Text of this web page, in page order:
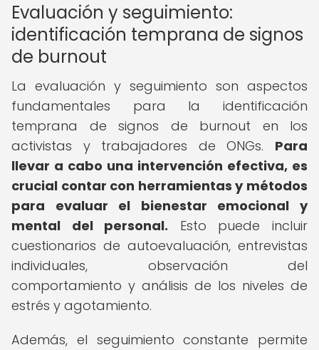
Evaluación y seguimiento:
identificación temprana de signos
de burnout
La evaluación y seguimiento son aspectos
fundamentales para la identificación
temprana de signos de burnout en los
activistas y trabajadores de ONGs. Para
llevar a cabo una intervención efectiva, es
crucial contar con herramientas y métodos
para evaluar el bienestar emocional y
mental del personal. Esto puede incluir
cuestionarios de autoevaluación, entrevistas
individuales, observación del
comportamiento y análisis de los niveles de
estrés y agotamiento.
Además, el seguimiento constante permite